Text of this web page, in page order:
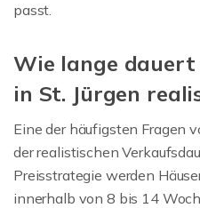
passt.
Wie lange
in St. Jürgen
Eine der häufigsten Fragen
der realistischen
Preisstrategie werden
innerhalb von 8 bis 14